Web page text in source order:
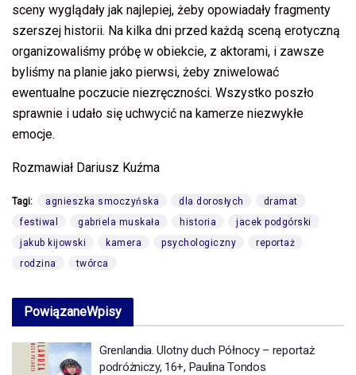
sceny wyglądały jak najlepiej, żeby opowiadały fragmenty
szerszej historii. Na kilka dni przed każdą sceną erotyczną
organizowaliśmy próbę w obiekcie, z aktorami, i zawsze
byliśmy na planie jako pierwsi, żeby zniwelować
ewentualne poczucie niezręczności. Wszystko poszło
sprawnie i udało się uchwycić na kamerze niezwykłe
emocje.
Rozmawiał Dariusz Kuźma
Tagi: agnieszka smoczyńska dla dorosłych
dramat
festiwal
gabriela muskała historia
jacek podgórski
jakub kijowski
kamera psychologiczny
reportaż
rodzina
twórca
PowiązaneWpisy
Grenlandia. Ulotny duch Północy – reportaż
podróżniczy, 16+, Paulina Tondos